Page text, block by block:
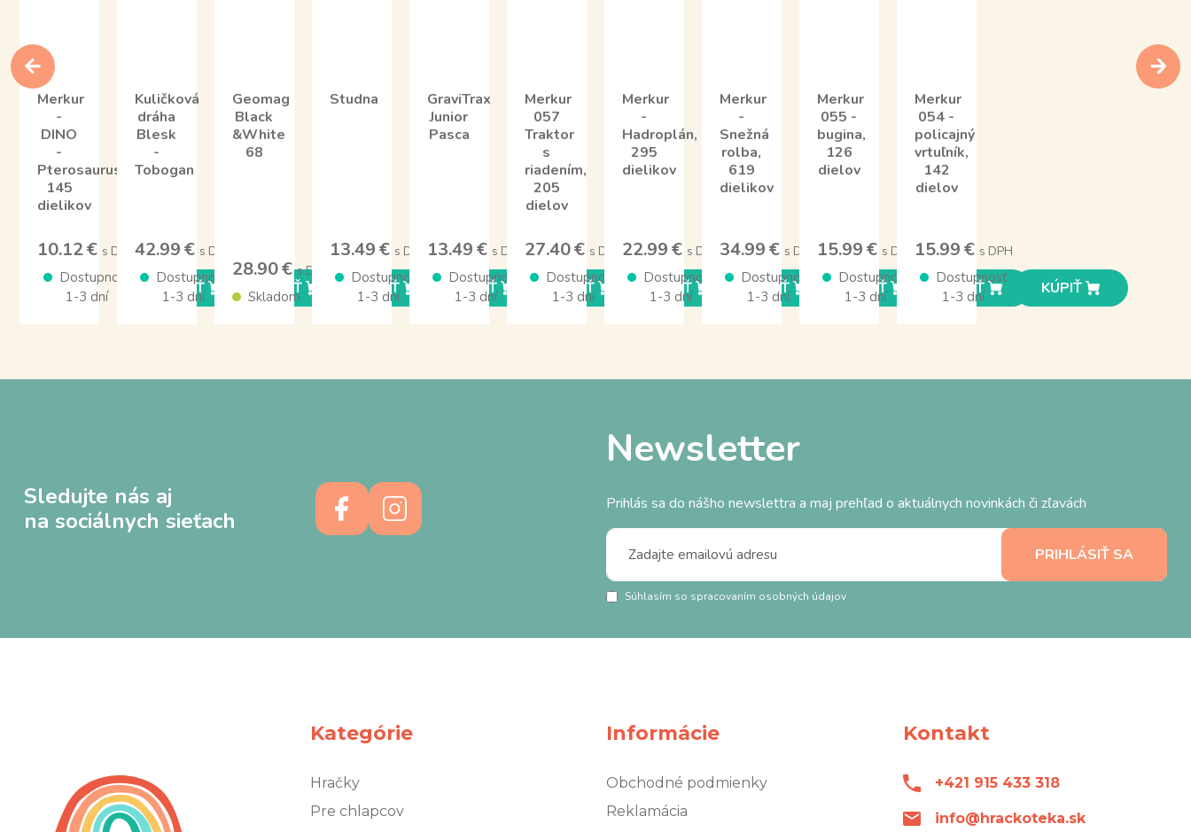
Merkur
-
DINO
-
Pterosaurus,
145
dielikov
10.12 € s DPH
Dostupnosť
1-3 dní
KÚPIŤ
Kuličková
dráha
Blesk
-
Tobogan
42.99 € s DPH
Dostupnosť
1-3 dní
KÚPIŤ
Geomag
Black
&White
68
28.90 €s DPH
Skladom KÚPIŤ
Studna
13.49 € s DPH
Dostupnosť
1-3 dní
KÚPIŤ
GraviTrax
Junior
Pasca
13.49 € s DPH
Dostupnosť
1-3 dní
KÚPIŤ
Merkur
057
Traktor
s
riadením,
205
dielov
27.40 € s DPH
Dostupnosť
1-3 dní
KÚPIŤ
Merkur
-
Hadroplán,
295
dielikov
22.99 € s DPH
Dostupnosť
1-3 dní
KÚPIŤ
Merkur
-
Snežná
rolba,
619
dielikov
34.99 € s DPH
Dostupnosť
1-3 dní
KÚPIŤ
Merkur
055 -
bugina,
126
dielov
15.99 € s DPH
Dostupnosť
1-3 dní
KÚPIŤ
Merkur
054 -
policajný
vrtuľník,
142
dielov
15.99 € s DPH
Dostupnosť
1-3 dní
KÚPIŤ
Sledujte nás aj
na sociálnych sieťach
Newsletter
Prihlás sa do nášho newslettra a maj prehľad o aktuálnych novinkách či zľavách
Súhlasím so spracovaním osobných údajov
Kategórie
Hračky
Pre chlapcov
Informácie
Obchodné podmienky
Reklamácia
Kontakt
+421 915 433 318
info@hrackoteka.sk